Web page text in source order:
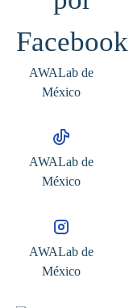
AWALab de
México
AWALab de
México
AWALab de
México